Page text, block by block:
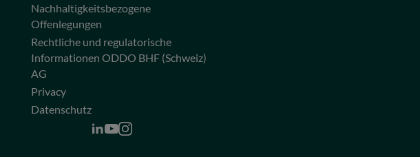
Nachhaltigkeitsbezogene
Offenlegungen
Rechtliche und regulatorische
Informationen ODDO BHF (Schweiz)
AG
Privacy
Datenschutz